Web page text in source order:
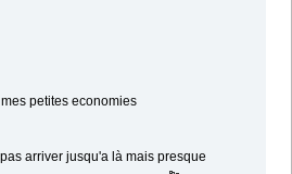
petites economies
arriver jusqu'a là mais presque